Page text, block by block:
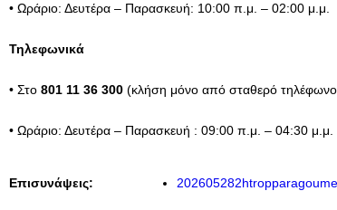
• Ωράριο: Δευτέρα – Παρασκευή: 10:00 π.μ. – 02:00 μ.μ.
Τηλεφωνικά
• Στο 801 11 36 300 (κλήση μόνο από σταθερό
• Ωράριο: Δευτέρα – Παρασκευή : 09:00 π.μ. – 04:30 μ.μ.
Επισυνάψεις: